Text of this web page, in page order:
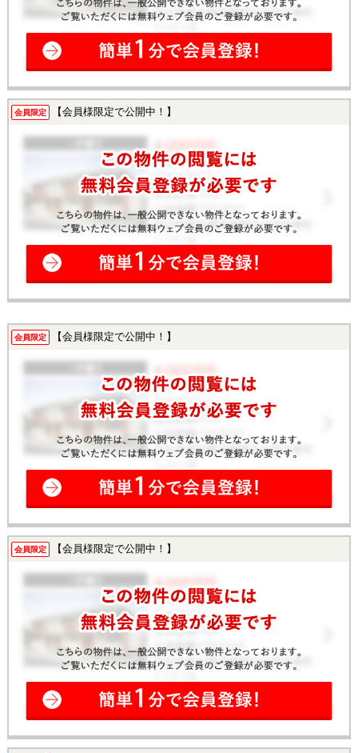
会員限定 【会員様限定で公開中！】
会員限定 【会員様限定で公開中！】
会員限定 【会員様限定で公開中！】